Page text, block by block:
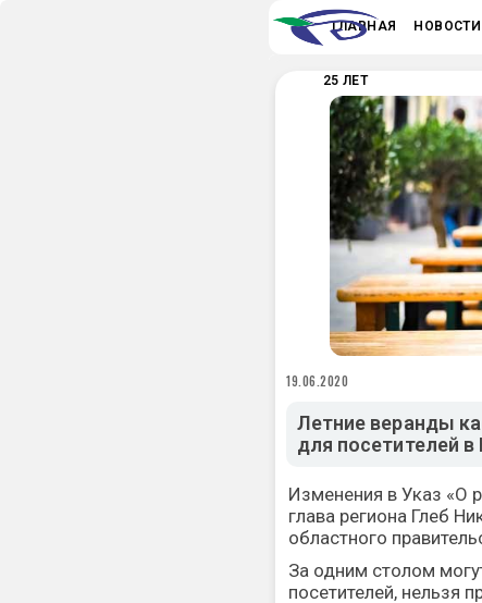
ГЛАВНАЯ НОВОСТИ
25 ЛЕТ
19.06.2020
Летние веранды
для посетителей
Изменения в Указ «О
глава региона Глеб
областного
За одним столом
посетителей, нельзя